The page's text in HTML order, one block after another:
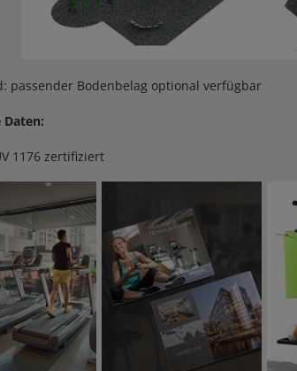
passender Bodenbelag optional verfügbar
Daten:
1176 zertifiziert